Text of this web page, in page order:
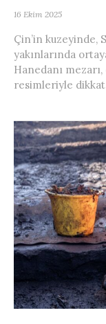
16 Ekim 2025
Çin’in kuzeyinde,
yakınlarında
Hanedanı
resimleriyle